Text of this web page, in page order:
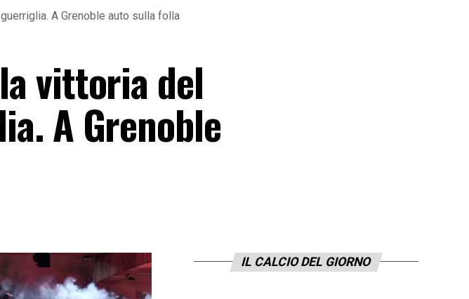
A Grenoble auto sulla folla
vittoria del
A Grenoble
IL CALCIO DEL GIORNO